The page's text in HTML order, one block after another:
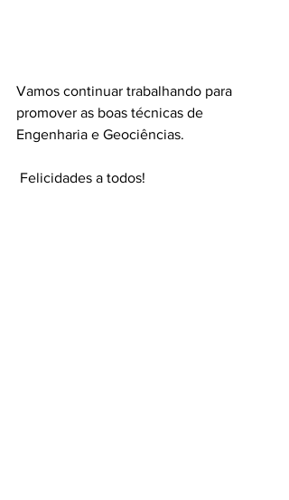
Vamos continuar trabalhando para
promover as boas técnicas de
Engenharia e Geociências.
Felicidades a todos!